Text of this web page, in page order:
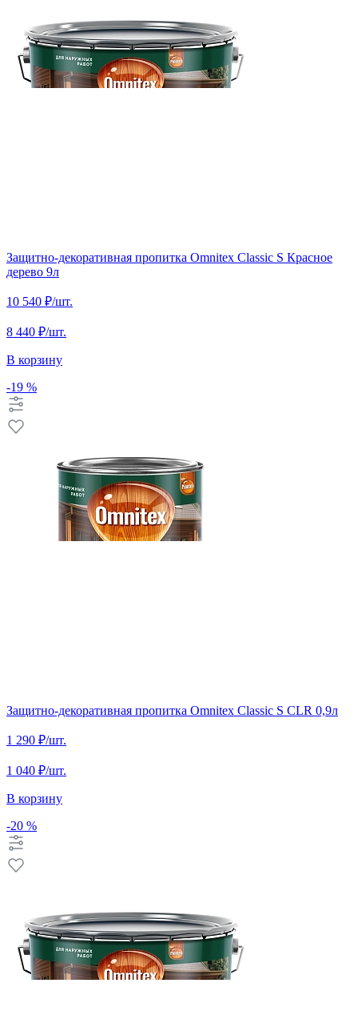
Защитно-декоративная пропитка Omnitex Classic S Красное
дерево 9л
10 540 ₽/шт.
8 440 ₽/шт.
В корзину
-19 %
Защитно-декоративная пропитка Omnitex Classic S CLR 0,9л
1 290 ₽/шт.
1 040 ₽/шт.
В корзину
-20 %